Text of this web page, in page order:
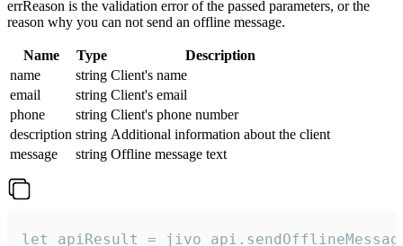
errReason is the validation error of the passed parameters, or the
reason why you can not send an offline message.
Name Type
Description
name
string Client's name
email
string Client's email
phone
string Client's phone number
description string Additional information about the client
message
string Offline message text
let apiResult =